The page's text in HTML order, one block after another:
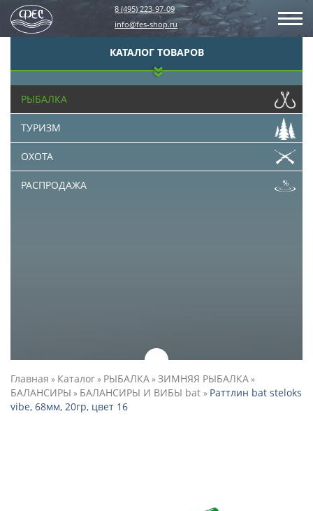
8 (495) 223-97-09
info@fes-shop.ru
КАТАЛОГ ТОВАРОВ
РЫБАЛКА
ТУРИЗМ
ОХОТА
РАСПРОДАЖА
Главная » Каталог» РЫБАЛКА»ЗИМНЯЯ РЫБАЛКА»
БАЛАНСИРЫ » БАЛАНСИРЫ И ВИБЫ bat » Раттлин bat steloks
vibe, 68мм, 20гр, цвет 16